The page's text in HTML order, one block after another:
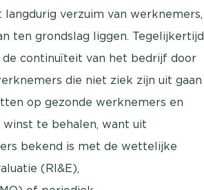
verzuim van werknemers,
ten grondslag liggen. Tegelijkertijd
continuïteit van het bedrijf door
die niet ziek zijn uit gaan
op gezonde werknemers en
te behalen, want uit
bekend is met de wettelijke
(RI&E),